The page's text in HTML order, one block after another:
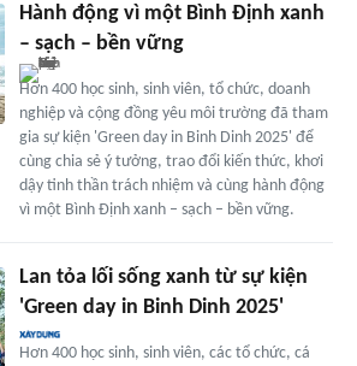
Hành động vì một Bình Định xanh
– sạch – bền vững
Hơn 400 học sinh, sinh viên, tổ chức, doanh
nghiệp và cộng đồng yêu môi trường đã tham
gia sự kiện 'Green day in Binh Dinh 2025' để
cùng chia sẻ ý tưởng, trao đổi kiến thức, khơi
dậy tinh thần trách nhiệm và cùng hành động
vì một Bình Định xanh – sạch – bền vững.
Lan tỏa lối sống xanh từ sự kiện
'Green day in Binh Dinh 2025'
Hơn 400 học sinh, sinh viên, các tổ chức, cá